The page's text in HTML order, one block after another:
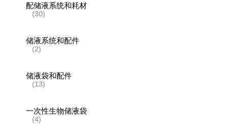
配储液系统和耗材
(30)
储液系统和配件
(2)
储液袋和配件
(13)
一次性生物储液袋
(4)